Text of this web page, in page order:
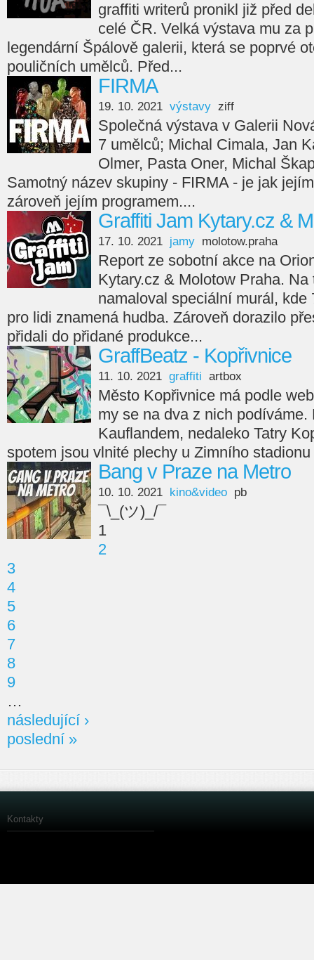
graffiti writerů pronikl již před
celé ČR. Velká výstava mu za
legendární Špálově galerii, která se poprvé
pouličních umělců. Před...
FIRMA
19. 10. 2021 výstavy ziff
Společná výstava v Galerii
7 umělců; Michal Cimala, Jan
Olmer, Pasta Oner, Michal
Samotný název skupiny - FIRMA - je jak
zároveň jejím programem....
Graffiti Jam Kytary.cz &
17. 10. 2021 jamy molotow.praha
Report ze sobotní akce na
Kytary.cz & Molotow Praha. Na
namaloval speciální murál, kde
pro lidi znamená hudba. Zároveň dorazilo
přidali do přidané produkce...
GraffBeatz - Kopřivnice
11. 10. 2021 graffiti artbox
Město Kopřivnice má podle
my se na dva z nich
Kauflandem, nedaleko Tatry
spotem jsou vlnité plechy u Zimního
Bang v Praze na Metro
10. 10. 2021 kino&video pb
¯\_(ツ)_/¯
1
2
3
4
5
6
7
8
9
…
následující ›
poslední »
Kontakty